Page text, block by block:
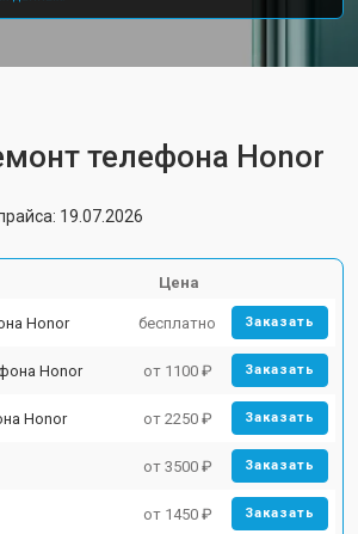
телефона Honor
19.07.2026
Цена
Honor бесплатно Заказать
Honor от 1100 ₽ Заказать
Honor от 2250 ₽ Заказать
от 3500 ₽ Заказать
от 1450 ₽ Заказать